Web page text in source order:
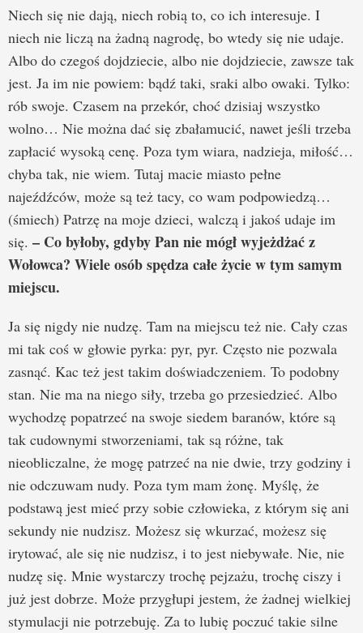
Niech się nie dają, niech robią to, co ich interesuje. I
niech nie liczą na żadną nagrodę, bo wtedy się nie udaje.
Albo do czegoś dojdziecie, albo nie dojdziecie, zawsze tak
jest. Ja im nie powiem: bądź taki, sraki albo owaki. Tylko:
rób swoje. Czasem na przekór, choć dzisiaj wszystko
wolno… Nie można dać się zbałamucić, nawet jeśli trzeba
zapłacić wysoką cenę. Poza tym wiara, nadzieja, miłość…
chyba tak, nie wiem. Tutaj macie miasto pełne
najeźdźców, może są też tacy, co wam podpowiedzą…
(śmiech) Patrzę na moje dzieci, walczą i jakoś udaje im
się. – Co byłoby, gdyby Pan nie mógł wyjeżdżać z
Wołowca? Wiele osób spędza całe życie w tym samym
miejscu.
Ja się nigdy nie nudzę. Tam na miejscu też nie. Cały czas
mi tak coś w głowie pyrka: pyr, pyr. Często nie pozwala
zasnąć. Kac też jest takim doświadczeniem. To podobny
stan. Nie ma na niego siły, trzeba go przesiedzieć. Albo
wychodzę popatrzeć na swoje siedem baranów, które są
tak cudownymi stworzeniami, tak są różne, tak
nieobliczalne, że mogę patrzeć na nie dwie, trzy godziny i
nie odczuwam nudy. Poza tym mam żonę. Myślę, że
podstawą jest mieć przy sobie człowieka, z którym się ani
sekundy nie nudzisz. Możesz się wkurzać, możesz się
irytować, ale się nie nudzisz, i to jest niebywałe. Nie, nie
nudzę się. Mnie wystarczy trochę pejzażu, trochę ciszy i
już jest dobrze. Może przygłupi jestem, że żadnej wielkiej
stymulacji nie potrzebuję. Za to lubię poczuć takie silne